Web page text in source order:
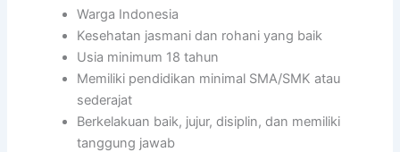
Warga Indonesia
Kesehatan jasmani dan rohani yang baik
Usia minimum 18 tahun
Memiliki pendidikan minimal SMA/SMK atau
sederajat
Berkelakuan baik, jujur, disiplin, dan memiliki
tanggung jawab